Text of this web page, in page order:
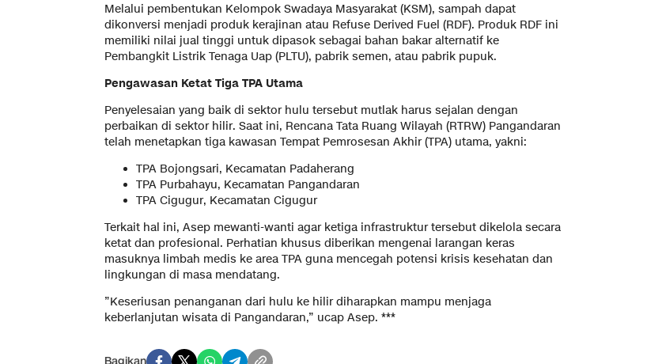
​Melalui pembentukan Kelompok Swadaya Masyarakat (KSM), sampah dapat
dikonversi menjadi produk kerajinan atau Refuse Derived Fuel (RDF). Produk RDF ini
memiliki nilai jual tinggi untuk dipasok sebagai bahan bakar alternatif ke
Pembangkit Listrik Tenaga Uap (PLTU), pabrik semen, atau pabrik pupuk.
​Pengawasan Ketat Tiga TPA Utama
​Penyelesaian yang baik di sektor hulu tersebut mutlak harus sejalan dengan
perbaikan di sektor hilir. Saat ini, Rencana Tata Ruang Wilayah (RTRW) Pangandaran
telah menetapkan tiga kawasan Tempat Pemrosesan Akhir (TPA) utama, yakni:
​TPA Bojongsari, Kecamatan Padaherang
​TPA Purbahayu, Kecamatan Pangandaran
​TPA Cigugur, Kecamatan Cigugur
​Terkait hal ini, Asep mewanti-wanti agar ketiga infrastruktur tersebut dikelola secara
ketat dan profesional. Perhatian khusus diberikan mengenai larangan keras
masuknya limbah medis ke area TPA guna mencegah potensi krisis kesehatan dan
lingkungan di masa mendatang.
​”Keseriusan penanganan dari hulu ke hilir diharapkan mampu menjaga
keberlanjutan wisata di Pangandaran,” ucap Asep. ***